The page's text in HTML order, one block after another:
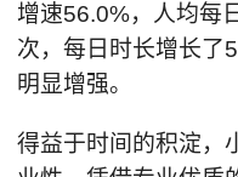
增速56.0%，人均每
次，每日时长增长了
明显增强。
得益于时间的积淀，